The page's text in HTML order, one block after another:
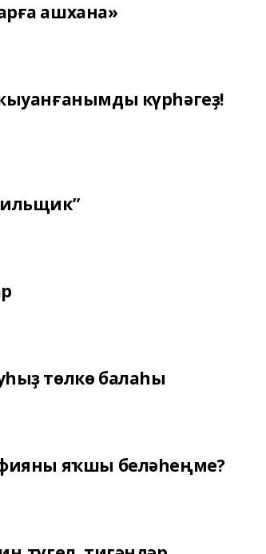
ашхана»
күрһәгеҙ!
төлкө балаһы
яҡшы беләһеңме?